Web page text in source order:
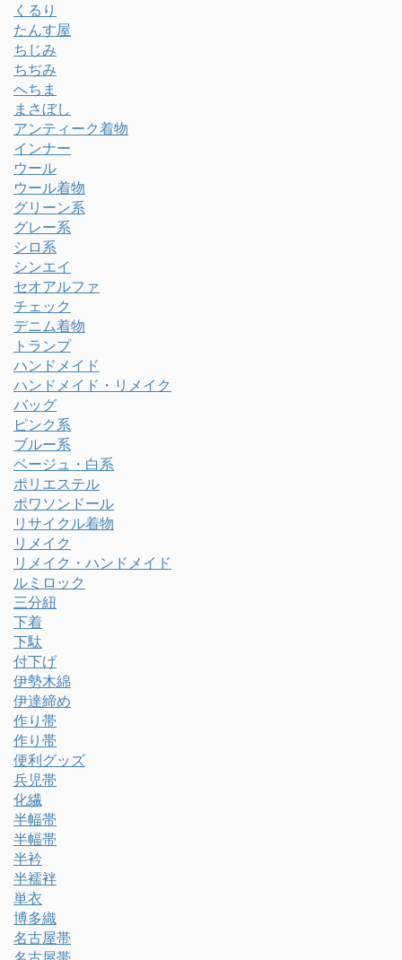
くるり
たんす屋
ちじみ
ちぢみ
へちま
まさぼし
アンティーク着物
インナー
ウール
ウール着物
グリーン系
グレー系
シロ系
シンエイ
セオアルファ
チェック
デニム着物
トランプ
ハンドメイド
ハンドメイド・リメイク
バッグ
ピンク系
ブルー系
ベージュ・白系
ポリエステル
ポワソンドール
リサイクル着物
リメイク
リメイク・ハンドメイド
ルミロック
三分紐
下着
下駄
付下げ
伊勢木綿
伊達締め
作り帯
作り帯
便利グッズ
兵児帯
化繊
半幅帯
半幅帯
半衿
半襦袢
単衣
博多織
名古屋帯